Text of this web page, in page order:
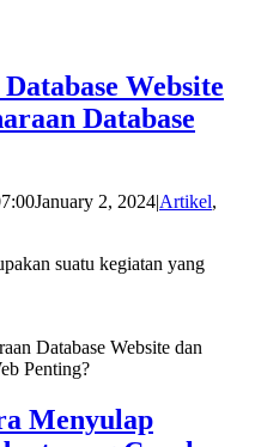
Website
Database
January 2, 2024|Artikel,
suatu kegiatan yang
Database Website dan
Penting?
Menyulap